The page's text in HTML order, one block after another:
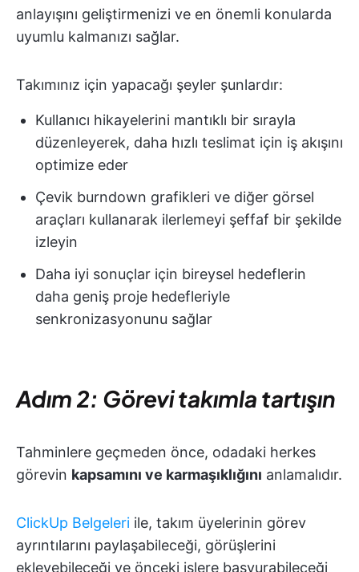
anlayışını geliştirmenizi ve en önemli konularda
uyumlu kalmanızı sağlar.
Takımınız için yapacağı şeyler şunlardır:
Kullanıcı hikayelerini mantıklı bir sırayla
düzenleyerek, daha hızlı teslimat için iş akışını
optimize eder
Çevik burndown grafikleri ve diğer görsel
araçları kullanarak ilerlemeyi şeffaf bir şekilde
izleyin
Daha iyi sonuçlar için bireysel hedeflerin
daha geniş proje hedefleriyle
senkronizasyonunu sağlar
Adım 2: Görevi takımla tartışın
Tahminlere geçmeden önce, odadaki herkes
görevin kapsamını ve karmaşıklığını anlamalıdır.
ClickUp Belgeleri ile, takım üyelerinin görev
ayrıntılarını paylaşabileceği, görüşlerini
ekleyebileceği ve önceki işlere başvurabileceği